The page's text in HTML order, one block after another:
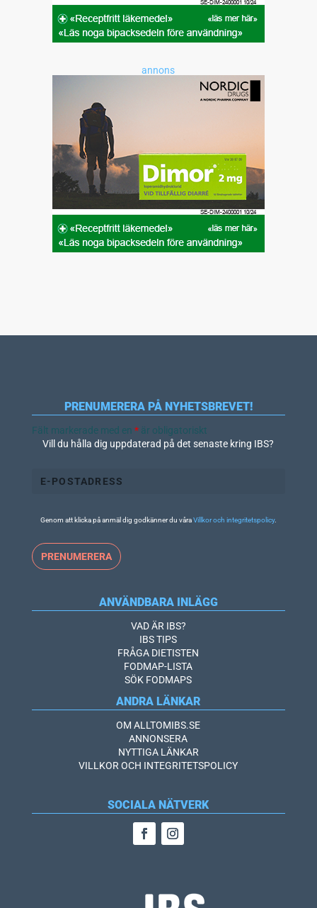
annons
PRENUMERERA PÅ NYHETSBREVET!
Fält markerade med en *är obligatoriskt
Vill du hålla dig uppdaterad på det senaste kring IBS?
Genom att klicka på anmäl dig godkänner du våraVillkor och integritetspolicy.
ANVÄNDBARA INLÄGG
VAD ÄR IBS?
IBS TIPS
FRÅGA DIETISTEN
FODMAP-LISTA
SÖK FODMAPS
ANDRA LÄNKAR
OM ALLTOMIBS.SE
ANNONSERA
NYTTIGA LÄNKAR
VILLKOR OCH INTEGRITETSPOLICY
SOCIALA NÄTVERK